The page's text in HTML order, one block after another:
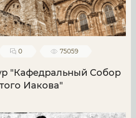
0 75059
"Кафедральный Собор
Иакова"